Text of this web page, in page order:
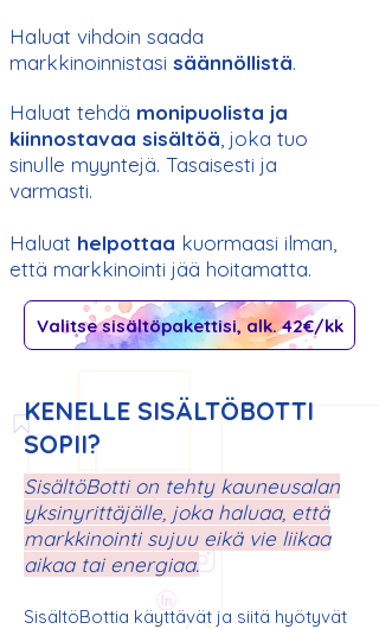
Haluat vihdoin saada
markkinoinnistasi säännöllistä.
Haluat tehdä monipuolista ja
kiinnostavaa sisältöä , joka tuo
sinulle myyntejä. Tasaisesti ja
varmasti.
Haluat helpottaa kuormaasi ilman,
että markkinointi jää hoitamatta.
Valitse sisältöpakettisi, alk. 42€/kk
KENELLE SISÄLTÖBOTTI
SOPII?
SisältöBotti on tehty kauneusalan
yksinyrittäjälle, joka haluaa, että
markkinointi sujuu eikä vie liikaa
aikaa tai energiaa.
SisältöBottia käyttävät ja siitä hyötyvät